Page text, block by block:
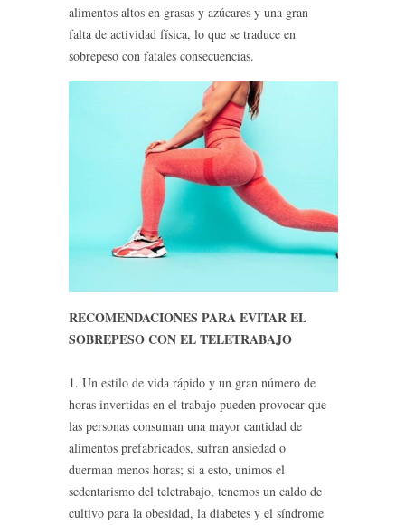
alimentos altos en grasas y azúcares y una gran
falta de actividad física, lo que se traduce en
sobrepeso con fatales consecuencias.
RECOMENDACIONES PARA EVITAR EL
SOBREPESO CON EL TELETRABAJO
1. Un estilo de vida rápido y un gran número de
horas invertidas en el trabajo pueden provocar que
las personas consuman una mayor cantidad de
alimentos prefabricados, sufran ansiedad o
duerman menos horas; si a esto, unimos el
sedentarismo del teletrabajo, tenemos un caldo de
cultivo para la obesidad, la diabetes y el síndrome